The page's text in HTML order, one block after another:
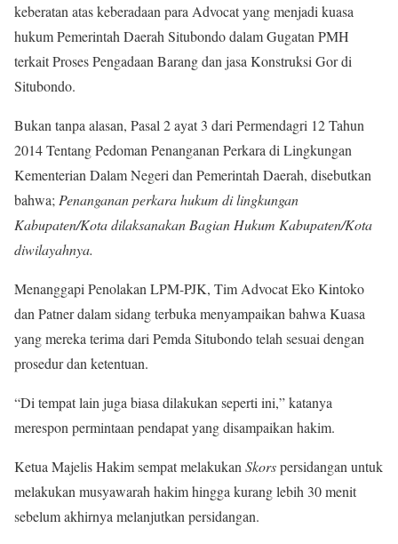
keberatan atas keberadaan para Advocat yang menjadi kuasa
hukum Pemerintah Daerah Situbondo dalam Gugatan PMH
terkait Proses Pengadaan Barang dan jasa Konstruksi Gor di
Situbondo.
Bukan tanpa alasan, Pasal 2 ayat 3 dari Permendagri 12 Tahun
2014 Tentang Pedoman Penanganan Perkara di Lingkungan
Kementerian Dalam Negeri dan Pemerintah Daerah, disebutkan
bahwa; Penanganan perkara hukum di lingkungan
Kabupaten/Kota dilaksanakan Bagian Hukum Kabupaten/Kota
diwilayahnya.
Menanggapi Penolakan LPM-PJK, Tim Advocat Eko Kintoko
dan Patner dalam sidang terbuka menyampaikan bahwa Kuasa
yang mereka terima dari Pemda Situbondo telah sesuai dengan
prosedur dan ketentuan.
“Di tempat lain juga biasa dilakukan seperti ini,” katanya
merespon permintaan pendapat yang disampaikan hakim.
Ketua Majelis Hakim sempat melakukan Skorspersidangan untuk
melakukan musyawarah hakim hingga kurang lebih 30 menit
sebelum akhirnya melanjutkan persidangan.